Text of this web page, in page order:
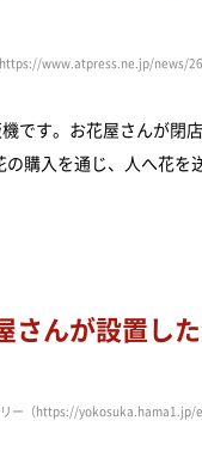
www.atpress.ne.jp/news/
です。お花屋さんが閉
購入を通じ、人へ花
さんが設置し
リー（https://yokosuka.hama1.jp/